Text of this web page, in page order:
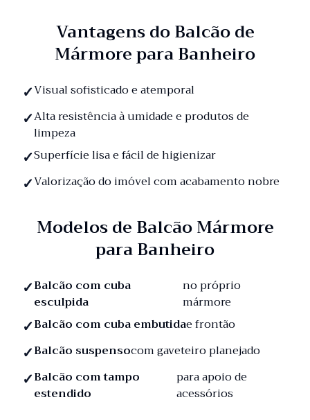
Vantagens do Balcão de
Mármore para Banheiro
Visual sofisticado e atemporal
Alta resistência à umidade e produtos de
limpeza
Superfície lisa e fácil de higienizar
Valorização do imóvel com acabamento nobre
Modelos de Balcão Mármore
para Banheiro
Balcão com cuba
esculpida
no próprio
mármore
Balcão com cuba embutidae frontão
Balcão suspensocom gaveteiro planejado
Balcão com tampo
estendido
para apoio de
acessórios